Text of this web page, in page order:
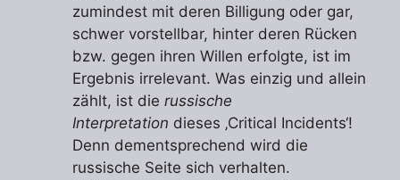
zumindest mit deren Billigung oder gar,
schwer vorstellbar, hinter deren Rücken
bzw. gegen ihren Willen erfolgte, ist im
Ergebnis irrelevant. Was einzig und allein
zählt, ist die russische
Interpretation dieses ‚Critical Incidents‘!
Denn dementsprechend wird die
russische Seite sich verhalten.